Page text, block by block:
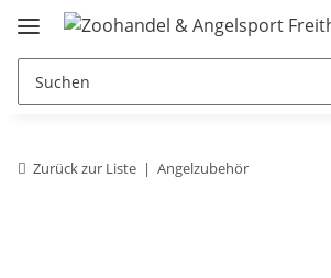
Zurück zur Liste Angelzubehör